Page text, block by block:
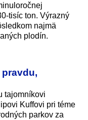
tisíc ton. Výrazný
najmä
plodín.
tajomníkovi
Kuffovi pri téme
parkov za